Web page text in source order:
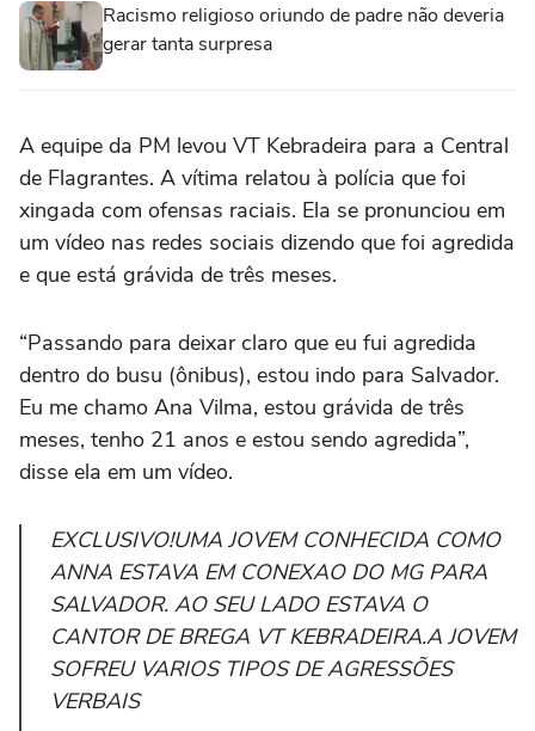
Racismo religioso oriundo de padre não deveria
gerar tanta surpresa
A equipe da PM levou VT Kebradeira para a Central
de Flagrantes. A vítima relatou à polícia que foi
xingada com ofensas raciais. Ela se pronunciou em
um vídeo nas redes sociais dizendo que foi agredida
e que está grávida de três meses.
“Passando para deixar claro que eu fui agredida
dentro do busu (ônibus), estou indo para Salvador.
Eu me chamo Ana Vilma, estou grávida de três
meses, tenho 21 anos e estou sendo agredida”,
disse ela em um vídeo.
EXCLUSIVO!UMA JOVEM CONHECIDA COMO
ANNA ESTAVA EM CONEXAO DO MG PARA
SALVADOR. AO SEU LADO ESTAVA O
CANTOR DE BREGA VT KEBRADEIRA.A JOVEM
SOFREU VARIOS TIPOS DE AGRESSÕES
VERBAIS